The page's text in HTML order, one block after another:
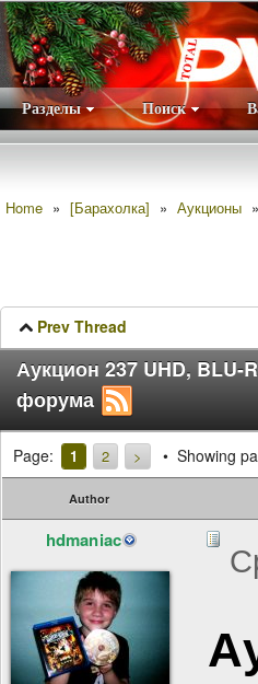
Разделы Поиск
Home » [Барахолка] » Аукционы »
Prev Thread
Аукцион 237 UHD, BLU-
форума
Page: 1 2 > Showing
Author
hdmaniac